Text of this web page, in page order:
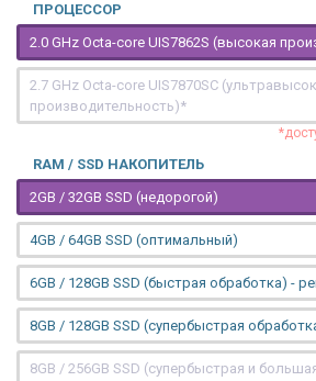
ПРОЦЕССОР
2.0 GHz Octa-core UIS7862S (высокая
2.7 GHz Octa-core UIS7870SC
производительность)*
RAM / SSD НАКОПИТЕЛЬ
2GB / 32GB SSD (недорогой)
4GB / 64GB SSD (оптимальный)
6GB / 128GB SSD (быстрая обработка) -
8GB / 128GB SSD (супербыстрая
8GB / 256GB SSD (супербыстрая и